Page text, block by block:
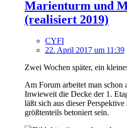
Marienturm und
(realisiert 2019)
CYFI
22. April 2017 um 11:39
Zwei Wochen später, ein
Am Forum arbeitet man schon
Inwieweit die Decke der 1.
läßt sich aus dieser
größtenteils betoniert sein.